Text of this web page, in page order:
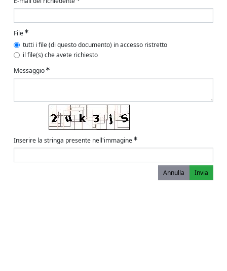
File
tutti i file (di questo documento) in accesso ristretto
il file(s) che avete richiesto
Messaggio
Inserire la stringa presente nell'immagine
Annulla Invia